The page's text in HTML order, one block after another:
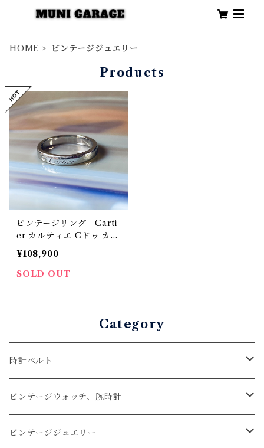
HOME ビンテージジュエリー
Products
ビンテージリング Carti
er カルティエ Cドゥ カル
ティエ エングレーブド ウ
ェディング ダイヤリング
プラチナ製 指輪 PT950 1
¥108,900
SOLD OUT
Category
時計ベルト
アップルウォッチベルト
コードバン
ビンテージウォッチ、腕時計
オメガ / OMEGA
ビンテージジュエリー